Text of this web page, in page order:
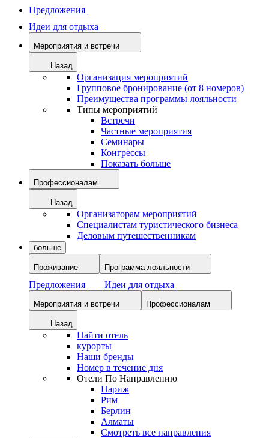
Предложения
Идеи для отдыха
Мероприятия и встречи
Назад
Организация мероприятий
Групповое бронирование (от 8 номеров)
Преимущества программы лояльности
Типы мероприятий
Встречи
Частные мероприятия
Семинары
Конгрессы
Показать больше
Профессионалам
Назад
Организаторам мероприятий
Специалистам туристического бизнеса
Деловым путешественникам
больше
Проживание Программа лояльности
Предложения Идеи для отдыха
Мероприятия и встречи Профессионалам
Назад
Найти отель
курорты
Наши бренды
Номер в течение дня
Отели По Направлению
Париж
Рим
Берлин
Алматы
Смотреть все направления